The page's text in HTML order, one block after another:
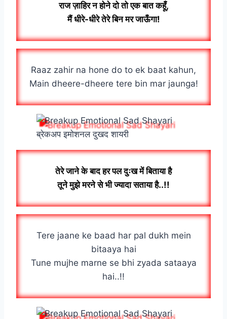
राज ज़ाहिर न होने दो तो एक बात कहूँ,
मैं धीरे-धीरे तेरे बिन मर जाऊँगा!
Raaz zahir na hone do to ek baat kahun,
Main dheere-dheere tere bin mar jaunga!
ब्रेकअप इमोशनल दुखद शायरी
तेरे जाने के बाद हर पल दुःख में बिताया है
तूने मुझे मरने से भी ज्यादा सताया है..!!
Tere jaane ke baad har pal dukh mein
bitaaya hai
Tune mujhe marne se bhi zyada sataaya
hai..!!